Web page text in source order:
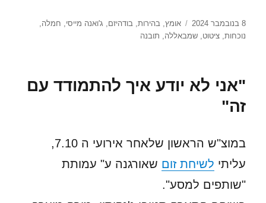
פורסם
בתאריך
8 בנובמבר 2024 תגיות
אומץ,בהירות,בודהיזם, ג'ואנה מייסי, חמלה,
נוכחות,ציטוט,שמבאללה, תובנה
"אני לא יודע איך להתמודד עם
זה"
במוצ"ש הראשון שלאחר אירועי ה 7.10,
עליתי לשיחת זום שאורגנה ע" עמותת
"שותפים למסע".